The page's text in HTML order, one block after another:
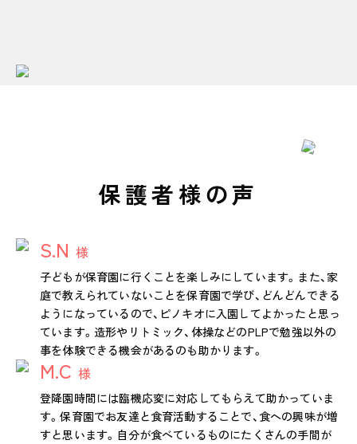
保護者様の声
S.N 様
子どもが保育園に行くことを楽しみにしています。また、家
庭で教えられていないことを保育園で学び、どんどんできる
ようになっているので、ピノキオに入園してよかったと思っ
ています。造形やリトミック、体操などのPLPで勉強以外の
事を体験できる機会があるのも助かります。
M.C 様
登降園時間には臨機応変に対応してもらえて助かっていま
す。保育園でお友達と食育活動することで、食への興味が増
すと思います。自分が食べているものにたくさんの手間が